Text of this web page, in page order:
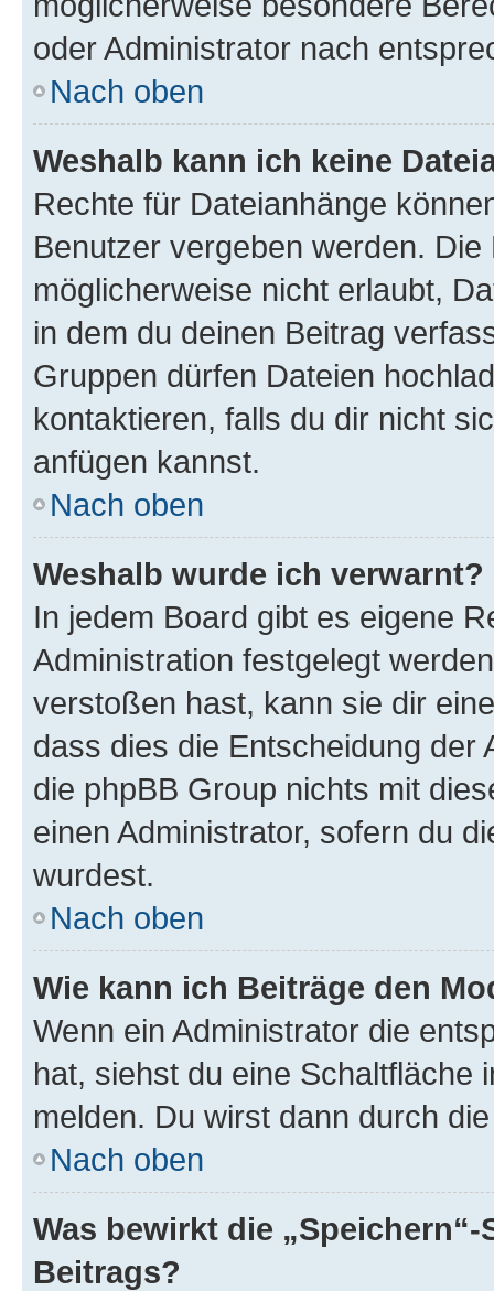
oder Administrator nach
Nach oben
Weshalb kann ich keine
Rechte für Dateianhänge
Benutzer vergeben werden.
möglicherweise nicht erlaubt,
in dem du deinen Beitrag
Gruppen dürfen Dateien
kontaktieren, falls du dir nicht
anfügen kannst.
Nach oben
Weshalb wurde ich verwarnt?
In jedem Board gibt es eigene
Administration festgelegt
verstoßen hast, kann sie dir
dass dies die Entscheidung der
die phpBB Group nichts mit
einen Administrator, sofern du
wurdest.
Nach oben
Wie kann ich Beiträge den
Wenn ein Administrator die
hat, siehst du eine Schaltfläche
melden. Du wirst dann durch
Nach oben
Was bewirkt die
Beitrags?